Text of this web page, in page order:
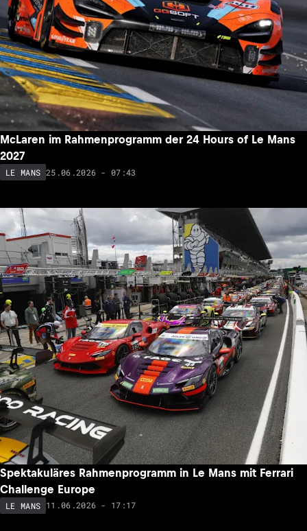
McLaren im Rahmenprogramm der 24 Hours of Le Mans
2027
LE MANS 25.06.2026 - 07:43
Spektakuläres Rahmenprogramm in Le Mans mit Ferrari
Challenge Europe
LE MANS 11.06.2026 - 17:17